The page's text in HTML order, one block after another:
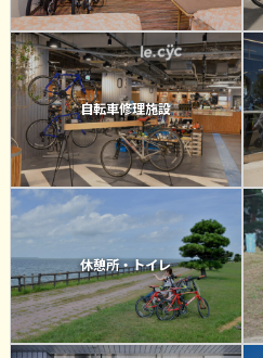
自転車修理施設
休憩所・トイレ